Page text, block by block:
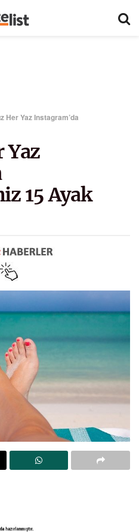
Her Yaz Instagram’da
Yaz
15 Ayak